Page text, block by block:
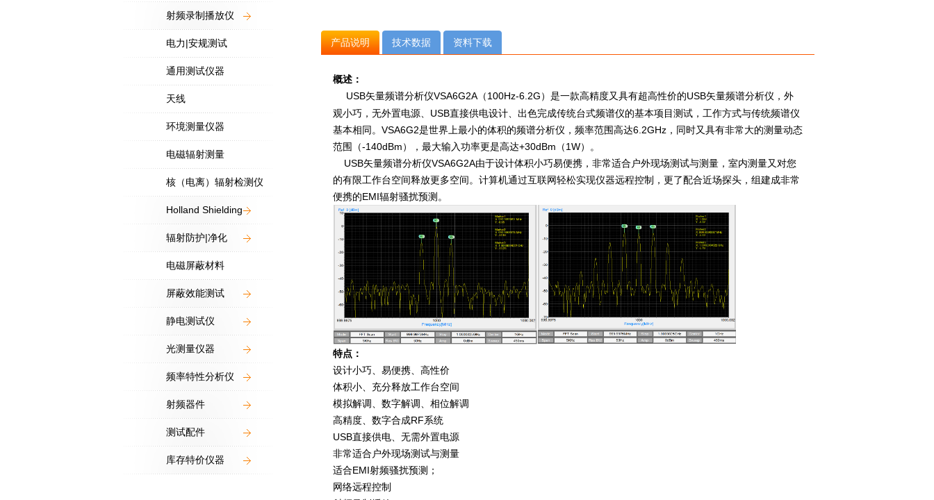
射频录制播放仪
电力|安规测试
通用测试仪器
天线
环境测量仪器
电磁辐射测量
核（电离）辐射检测仪
Holland Shielding
辐射防护|净化
电磁屏蔽材料
屏蔽效能测试
静电测试仪
光测量仪器
频率特性分析仪
射频器件
测试配件
库存特价仪器
产品说明 技术数据 资料下载
概述：
USB矢量频谱分析仪VSA6G2A（100Hz-6.2G）是一款高精度又具有超高性价的USB矢量频谱分析仪，外
观小巧，无外置电源、USB直接供电设计、出色完成传统台式频谱仪的基本项目测试，工作方式与传统频谱仪
基本相同。VSA6G2是世界上最小的体积的频谱分析仪，频率范围高达6.2GHz，同时又具有非常大的测量动态
范围（-140dBm），最大输入功率更是高达+30dBm（1W）。
USB矢量频谱分析仪VSA6G2A由于设计体积小巧易便携，非常适合户外现场测试与测量，室内测量又对您
的有限工作台空间释放更多空间。计算机通过互联网轻松实现仪器远程控制，更了配合近场探头，组建成非常
便携的EMI辐射骚扰预测。
特点：
设计小巧、易便携、高性价
体积小、充分释放工作台空间
模拟解调、数字解调、相位解调
高精度、数字合成RF系统
USB直接供电、无需外置电源
非常适合户外现场测试与测量
适合EMI射频骚扰预测；
网络远程控制